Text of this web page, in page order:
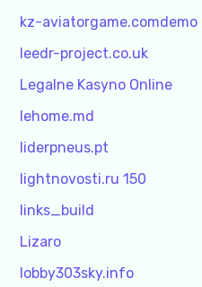
kz-aviatorgame.comdemo
leedr-project.co.uk
Legalne Kasyno Online
lehome.md
liderpneus.pt
lightnovosti.ru 150
links_build
Lizaro
lobby303sky.info